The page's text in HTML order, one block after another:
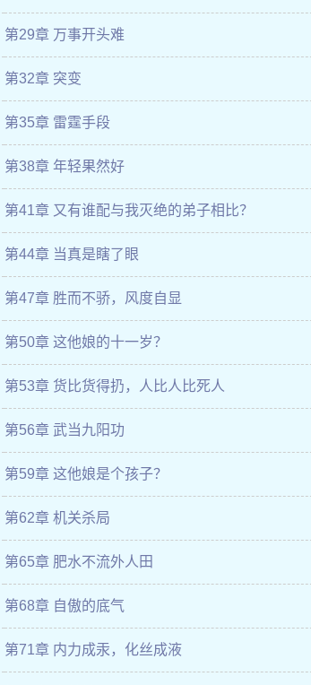
第29章 万事开头难
第32章 突变
第35章 雷霆手段
第38章 年轻果然好
第41章 又有谁配与我灭绝的弟子相比？
第44章 当真是瞎了眼
第47章 胜而不骄，风度自显
第50章 这他娘的十一岁？
第53章 货比货得扔，人比人比死人
第56章 武当九阳功
第59章 这他娘是个孩子？
第62章 机关杀局
第65章 肥水不流外人田
第68章 自傲的底气
第71章 内力成汞，化丝成液